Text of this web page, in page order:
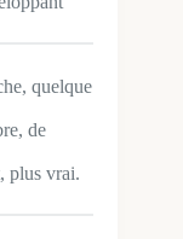
quelque
de
plus vrai.